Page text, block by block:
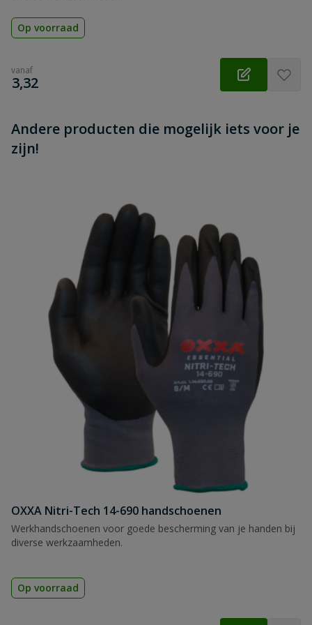
Op voorraad
vanaf
€
3,32
Andere producten die mogelijk iets voor je
zijn!
OXXA Nitri-Tech 14-690 handschoenen
Werkhandschoenen voor goede bescherming van je handen bij
diverse werkzaamheden.
Op voorraad